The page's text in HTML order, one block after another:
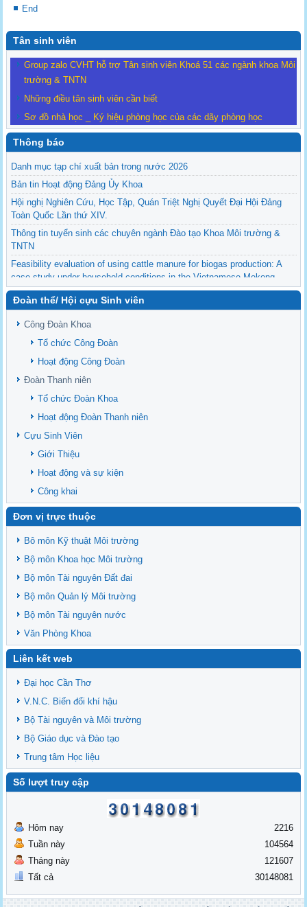
End
Tân sinh viên
Group zalo CVHT hỗ trợ Tân sinh viên Khoá 51 các ngành khoa Môi
trường & TNTN
Những điều tân sinh viên cần biết
Sơ đồ nhà học _ Ký hiệu phòng học của các dãy phòng học
Thông báo
Danh mục tạp chí xuất bản trong nước 2026
Bản tin Hoạt động Đảng Ủy Khoa
Hội nghị Nghiên Cứu, Học Tập, Quán Triệt Nghị Quyết Đại Hội Đảng
Toàn Quốc Lần thứ XIV.
Thông tin tuyển sinh các chuyên ngành Đào tạo Khoa Môi trường &
TNTN
Feasibility evaluation of using cattle manure for biogas production: A
case study under household conditions in the Vietnamese Mekong
Delta
Sediment properties in flood-based farming systems in the Vietnamese
upstream Mekong Delta
Danh mục tạp chí xuất bản Quốc Tế 2026
Danh Mục các Đề Tài NCKH cấp Tỉnh năm 2024
Văn bản - Quy định
Ban chấp hành Đảng bộ khoa
Đoàn thể/ Hội cựu Sinh viên
Công Đoàn Khoa
Tổ chức Công Đoàn
Hoạt động Công Đoàn
Đoàn Thanh niên
Tổ chức Đoàn Khoa
Hoạt động Đoàn Thanh niên
Cựu Sinh Viên
Giới Thiệu
Hoạt động và sự kiện
Công khai
Đơn vị trực thuộc
Bô môn Kỹ thuật Môi trường
Bộ môn Khoa học Môi trường
Bộ môn Tài nguyên Đất đai
Bộ môn Quản lý Môi trường
Bộ môn Tài nguyên nước
Văn Phòng Khoa
Liên kết web
Đại học Cần Thơ
V.N.C. Biến đổi khí hậu
Bộ Tài nguyên và Môi trường
Bộ Giáo dục và Đào tạo
Trung tâm Học liệu
Số lượt truy cập
Hôm nay
Tuần này
Tháng này
Tất cả
2216
104564
121607
30148081